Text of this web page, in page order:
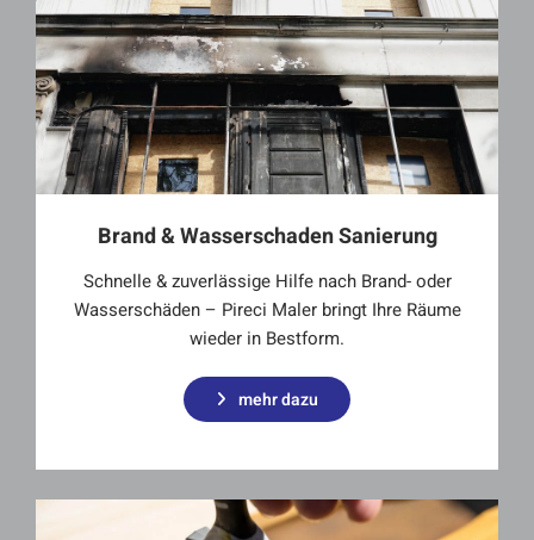
Brand & Wasserschaden Sanierung
Schnelle & zuverlässige Hilfe nach Brand- oder
Wasserschäden – Pireci Maler bringt Ihre Räume
wieder in Bestform.
mehr dazu